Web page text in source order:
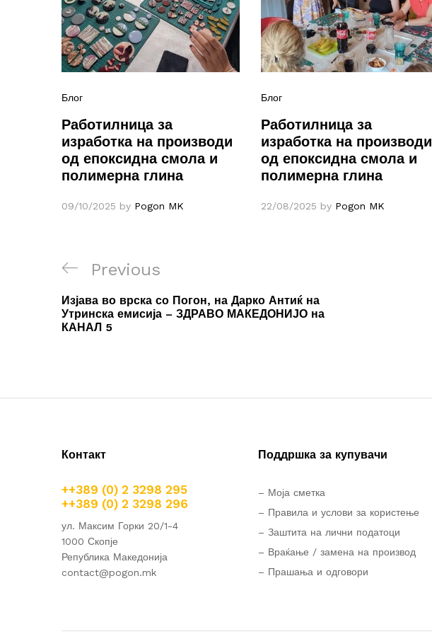
Блог
Работилница за
изработка на производи
од епоксидна смола и
полимерна глина
09/10/2025 by Pogon MK
Блог
Работилница за
изработка на производи
од епоксидна смола и
полимерна глина
22/08/2025 by Pogon MK
Навигација
на
напис
Previous
Post
Previous
Изјава во врска со Погон, на Дарко Антиќ на
Утринска емисија – ЗДРАВО МАКЕДОНИЈО на
КАНАЛ 5
Контакт
++389 (0) 2 3298 295
++389 (0) 2 3298 296
ул. Максим Горки 20/1-4
1000 Скопје
Република Македонија
contact@pogon.mk
Поддршка за купувачи
– Моја сметка
– Правила и услови за користење
– Заштита на лични податоци
– Враќање / замена на производ
– Прашања и одговори